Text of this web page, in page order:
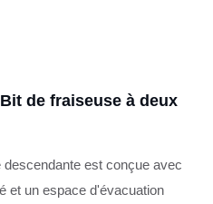
de fraiseuse à deux
est conçue avec
et un espace d'évacuation